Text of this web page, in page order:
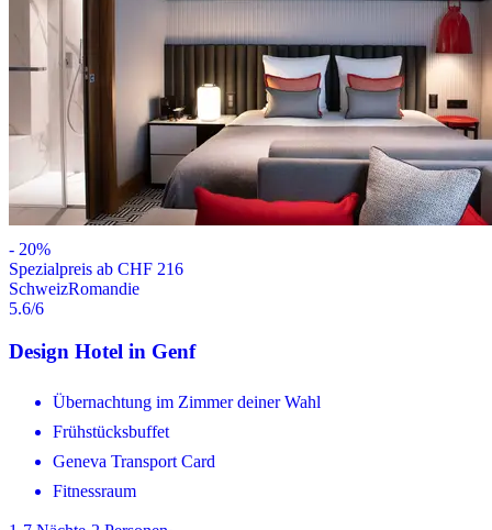
- 20%
Spezialpreis ab CHF 216
SchweizRomandie
5.6/6
Design Hotel in Genf
Übernachtung im Zimmer deiner Wahl
Frühstücksbuffet
Geneva Transport Card
Fitnessraum